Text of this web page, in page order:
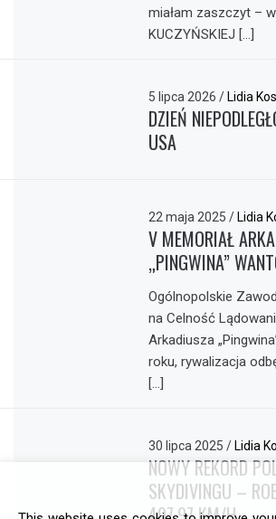
miałam zaszczyt –
KUCZYŃSKIEJ […]
5 lipca 2026/ Lidia
DZIEŃ
USA
22 maja 2025/ Lidia
V MEMORIAŁ
„PINGWINA”
Ogólnopolskie
na Celność
Arkadiusza
roku, rywalizacja
[…]
30 lipca 2025/ Lidia
NOWY REKORD
SKYDIVINGU –